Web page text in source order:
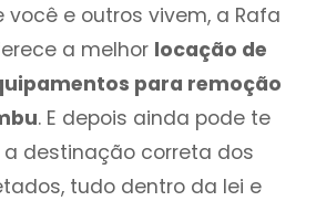
e outros vivem, a Rafa
a melhor locação de
para remoção
. E depois ainda pode te
a destinação correta dos
tudo dentro da lei e